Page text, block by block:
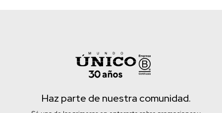
Haz parte de nuestra comunidad.